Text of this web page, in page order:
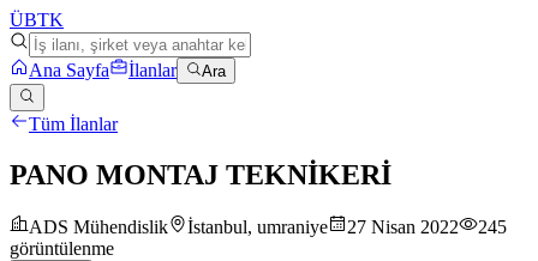
ÜBTK
Ana Sayfa İlanlar Ara
Tüm İlanlar
PANO MONTAJ TEKNİKERİ
ADS Mühendislik İstanbul, umraniye 27 Nisan 2022
245
görüntülenme